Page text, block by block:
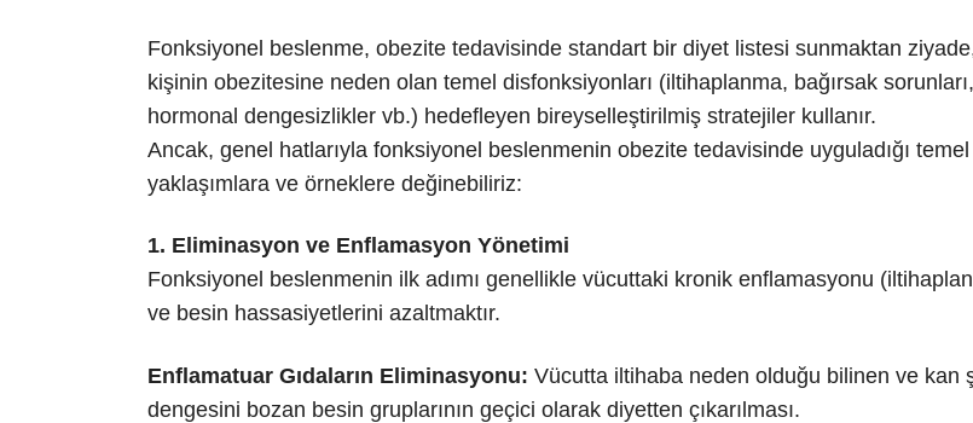
Fonksiyonel beslenme, obezite tedavisinde standart bir diyet listesi sunmaktan
kişinin obezitesine neden olan temel disfonksiyonları (iltihaplanma, bağırsak sorunları,
hormonal dengesizlikler vb.) hedefleyen bireyselleştirilmiş stratejiler kullanır.
Ancak, genel hatlarıyla fonksiyonel beslenmenin obezite tedavisinde uyguladığı temel
yaklaşımlara ve örneklere değinebiliriz:
1. Eliminasyon ve Enflamasyon Yönetimi
Fonksiyonel beslenmenin ilk adımı genellikle vücuttaki kronik enflamasyonu
ve besin hassasiyetlerini azaltmaktır.
Enflamatuar Gıdaların Eliminasyonu: Vücutta iltihaba neden olduğu bilinen ve kan
dengesini bozan besin gruplarının geçici olarak diyetten çıkarılması.